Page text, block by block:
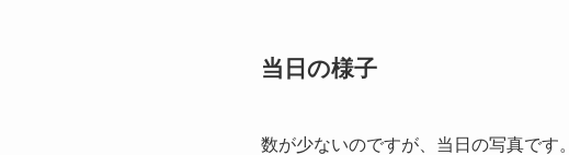
当日の様子
数が少ないのですが、当日の写真です。